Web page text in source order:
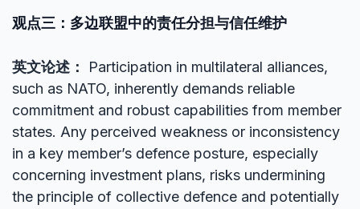
观点三：多边联盟中的责任分担与信任维护
英文论述：
Participation in multilateral alliances,
such as NATO, inherently demands reliable
commitment and robust capabilities from member
states. Any perceived weakness or inconsistency
in a key member’s defence posture, especially
concerning investment plans, risks undermining
the principle of collective defence and potentially